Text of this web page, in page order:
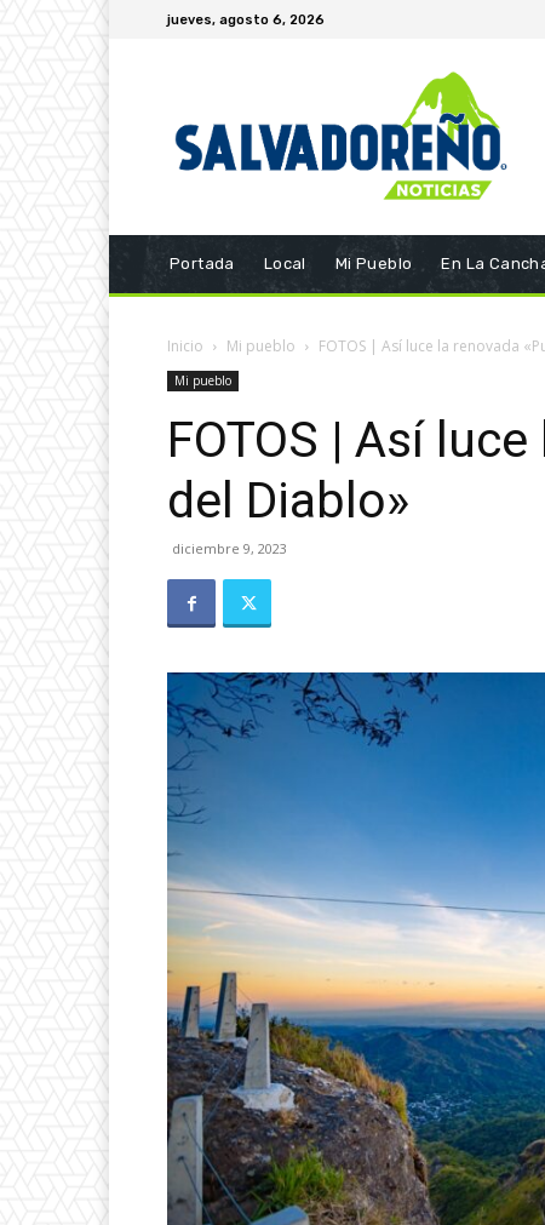
jueves, agosto 6, 2026
Portada Local Mi Pueblo En La
Inicio Mi pueblo FOTOS | Así luce la renovada
Mi pueblo
FOTOS | Así
del Diablo»
diciembre 9, 2023